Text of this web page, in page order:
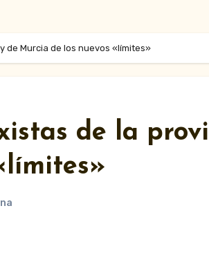
de Murcia de los nuevos «límites»
de la